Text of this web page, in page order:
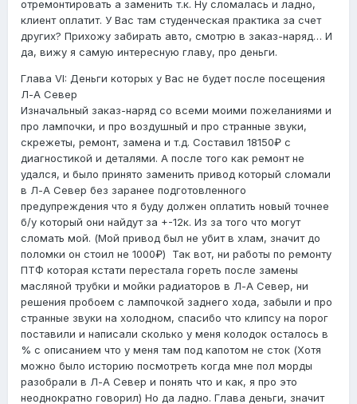
отремонтировать а заменить т.к. Ну сломалась и ладно,
клиент оплатит. У Вас там студенческая практика за счет
других? Прихожу забирать авто, смотрю в заказ-наряд… И
да, вижу я самую интересную главу, про деньги.
Глава VI: Деньги которых у Вас не будет после посещения
Л-А Север
Изначальный заказ-наряд со всеми моими пожеланиями и
про лампочки, и про воздушный и про странные звуки,
скрежеты, ремонт, замена и т.д. Составил 18150₽ с
диагностикой и деталями. А после того как ремонт не
удался, и было принято заменить привод который сломали
в Л-А Север без заранее подготовленного
предупреждения что я буду должен оплатить новый точнее
б/у который они найдут за +-12к. Из за того что могут
сломать мой. (Мой привод был не убит в хлам, значит до
поломки он стоил не 1000₽) Так вот, ни работы по ремонту
ПТФ которая кстати перестала гореть после замены
масляной трубки и мойки радиаторов в Л-А Север, ни
решения пробоем с лампочкой заднего хода, забыли и про
странные звуки на холодном, спасибо что клипсу на порог
поставили и написали сколько у меня колодок осталось в
% с описанием что у меня там под капотом не сток (Хотя
можно было историю посмотреть когда мне пол морды
разобрали в Л-А Север и понять что и как, я про это
неоднократно говорил) Но да ладно. Глава деньги, значит